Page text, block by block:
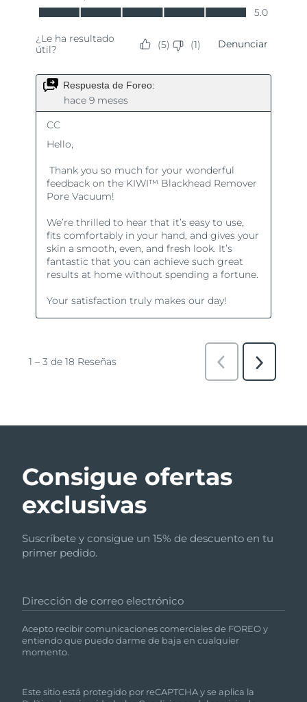
Consigue ofertas
exclusivas
Suscríbete y consigue un 15% de descuento en tu
primer pedido.
Dirección de correo electrónico
Acepto recibir comunicaciones comerciales de FOREO y
entiendo que puedo darme de baja en cualquier
momento.
Este sitio está protegido por reCAPTCHA y se aplica la